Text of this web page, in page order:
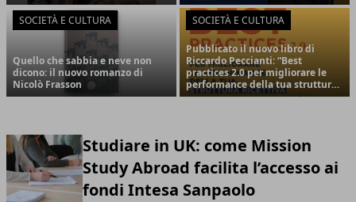
SOCIETÀ E CULTURA
Quello che sabbia e neve non
dicono: il nuovo romanzo di
Nicolò Frasson
SOCIETÀ E CULTURA
Pubblicato il nuovo libro di
Riccardo Peccianti: “Best
practices 2.0 per migliorare le
performance della tua struttura
ricettiva – hotel ed
Studiare in UK: come Mission
Study Abroad facilita l’accesso ai
fondi Intesa Sanpaolo